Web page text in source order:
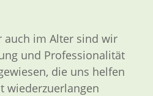
auch im Alter sind wir
und Professionalität
die uns helfen
wiederzuerlangen